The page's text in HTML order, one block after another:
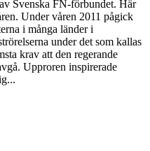
Svenska FN-förbundet. Här
Under våren 2011 pågick
i många länder i
under det som kallas
krav att den regerande
Upproren inspirerade